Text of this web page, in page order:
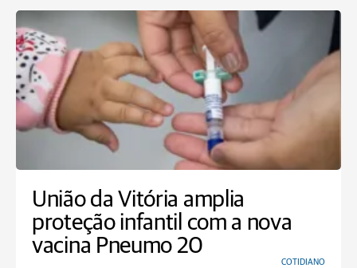
União da Vitória amplia
proteção infantil com a nova
vacina Pneumo 20
COTIDIANO